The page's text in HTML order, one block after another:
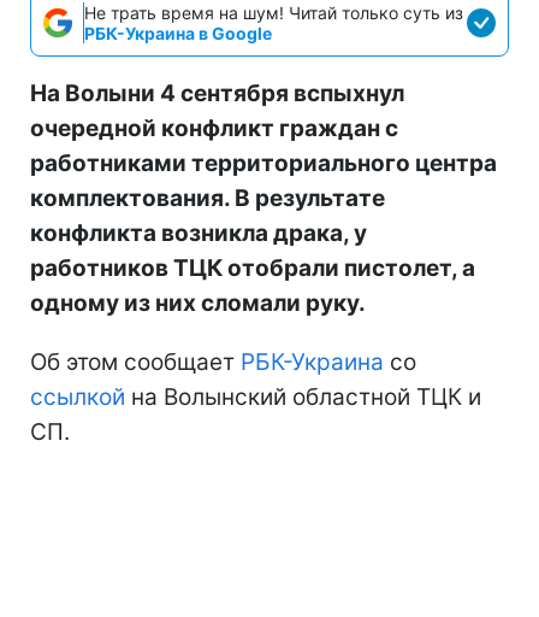
Не трать время на шум! Читай только суть из
РБК-Украина в Google
На Волыни 4 сентября вспыхнул
очередной конфликт граждан с
работниками территориального центра
комплектования. В результате
конфликта возникла драка, у
работников ТЦК отобрали пистолет, а
одному из них сломали руку.
Об этом сообщает РБК-Украина со
ссылкой на Волынский областной ТЦК и
СП.